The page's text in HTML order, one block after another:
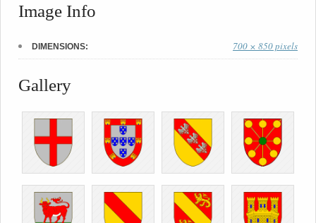
Image Info
DIMENSIONS: 700 × 850 pixels
Gallery